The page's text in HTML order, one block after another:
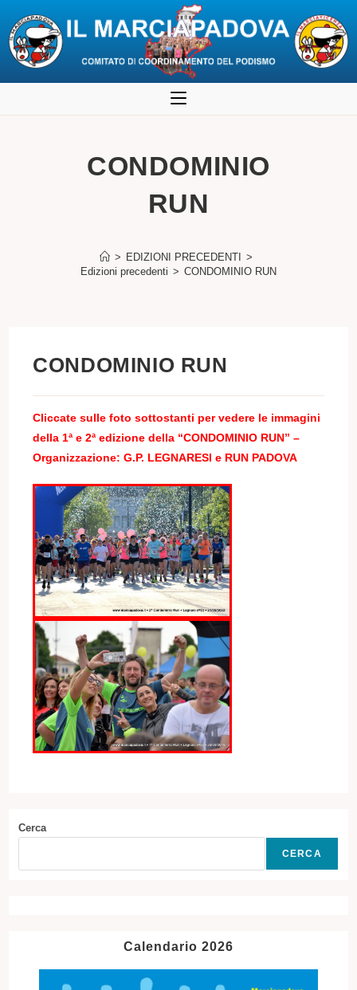
al
CONDOMINIO
RUN
> EDIZIONI PRECEDENTI
>
Edizioni precedenti > CONDOMINIO RUN
CONDOMINIO RUN
Cliccate sulle foto sottostanti per vedere le immagini
della1ª e 2ªedizione della “CONDOMINIO RUN” –
Organizzazione: G.P. LEGNARESI e RUN PADOVA
Cerca
CERCA
Calendario 2026